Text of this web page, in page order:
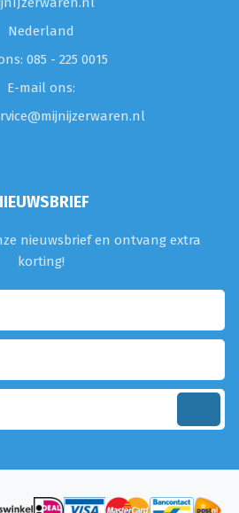
Nederland
085 - 225 0015
E-mail ons:
nieuwsbrief en ontvang extra
korting!